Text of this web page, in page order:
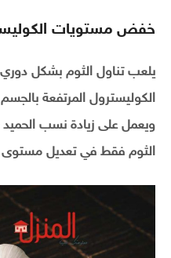
خفض مستويات
يلعب تناول الثوم بشكل
الكوليسترول المرتفعة
ويعمل على زيادة نسب الحميد
الثوم فقط في تعديل مستوى